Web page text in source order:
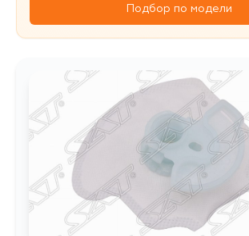
Подбор по модели